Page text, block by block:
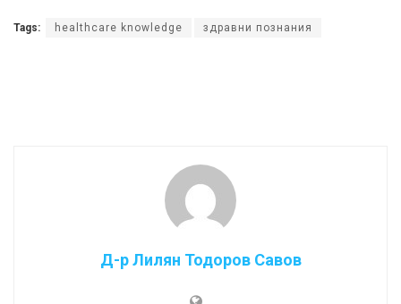
Tags: healthcare knowledge здравни познания
Д-р Лилян Тодоров Савов